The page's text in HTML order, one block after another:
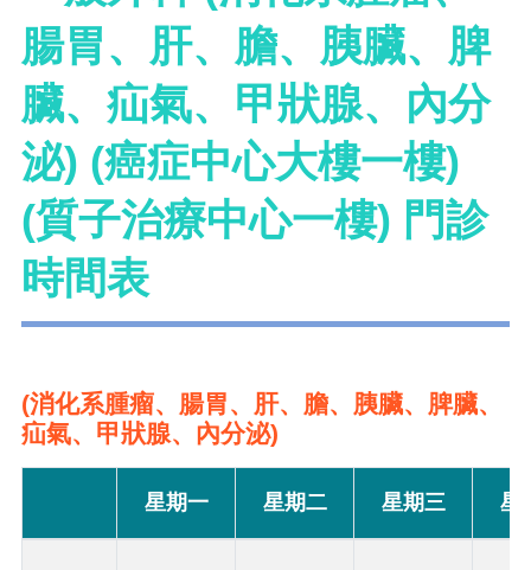
腸胃、肝、膽、胰臟、脾
臟、疝氣、甲狀腺、內分
泌) (癌症中心大樓一樓)
(質子治療中心一樓) 門診
時間表
(消化系腫瘤、腸胃、肝、膽、胰臟、脾臟、
疝氣、甲狀腺、內分泌)
星期一 星期二 星期三 星